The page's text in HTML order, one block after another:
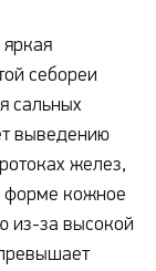
себореи
сальных
выведению
желез,
форме кожное
из-за высокой